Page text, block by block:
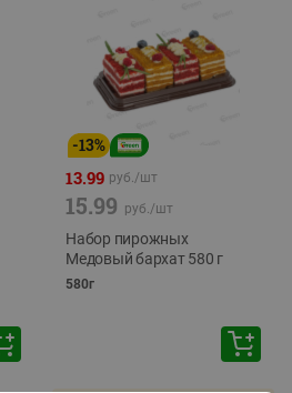
-13%
13.99 руб./шт
15.99 руб./шт
Набор пирожных
Медовый бархат 580 г
580г